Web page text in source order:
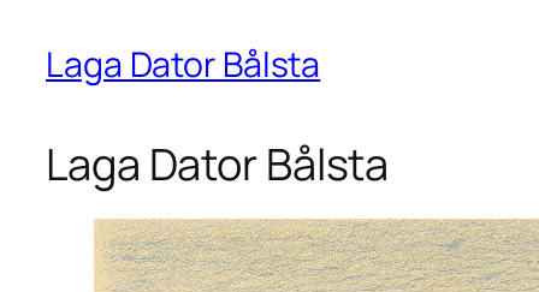
Laga Dator Bålsta
Laga Dator Bålsta